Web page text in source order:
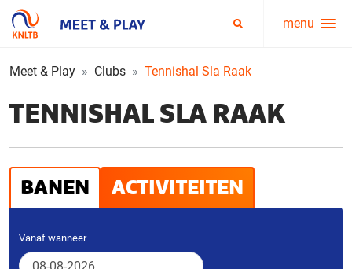
Service
menu
menu
Meet & Play Clubs Tennishal Sla Raak
TENNISHAL SLA RAAK
BANEN ACTIVITEITEN
Vanaf wanneer